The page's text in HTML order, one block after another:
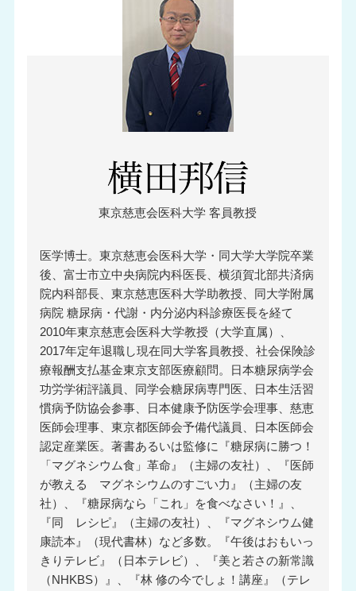
東京慈恵会医科大学 客員教授
医学博士。東京慈恵会医科大学・同大学大学院卒業
後、富士市立中央病院内科医長、横須賀北部共済病
院内科部長、東京慈恵医科大学助教授、同大学附属
病院 糖尿病・代謝・内分泌内科診療医長を経て
2010年東京慈恵会医科大学教授（大学直属）、
2017年定年退職し現在同大学客員教授、社会保険診
療報酬支払基金東京支部医療顧問。日本糖尿病学会
功労学術評議員、同学会糖尿病専門医、日本生活習
慣病予防協会参事、日本健康予防医学会理事、慈恵
医師会理事、東京都医師会予備代議員、日本医師会
認定産業医。著書あるいは監修に『糖尿病に勝つ！
「マグネシウム食」革命』（主婦の友社）、『医師
が教える マグネシウムのすごい力』（主婦の友
社）、『糖尿病なら「これ」を食べなさい！』、
『同 レシピ』（主婦の友社）、『マグネシウム健
康読本』（現代書林）など多数。『午後はおもいっ
きりテレビ』（日本テレビ）、『美と若さの新常識
（NHKBS）』、『林 修の今でしょ！講座』（テレ